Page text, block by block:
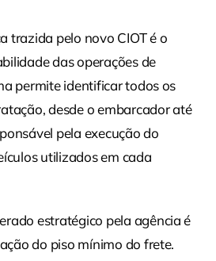
trazida pelo novo CIOT é o
das operações de
permite identificar todos os
desde o embarcador até
pela execução do
utilizados em cada
estratégico pela agência é
do piso mínimo do frete.